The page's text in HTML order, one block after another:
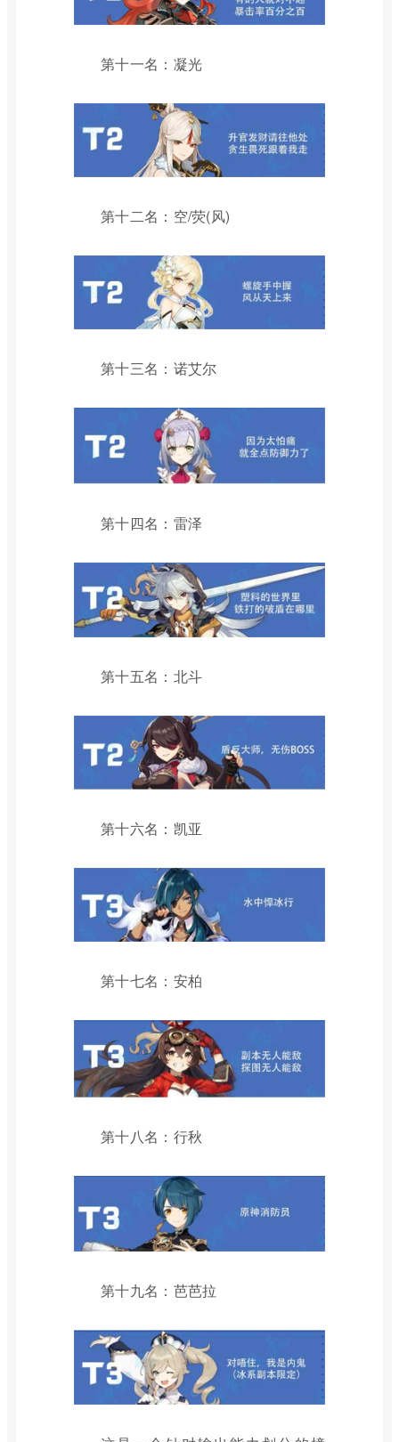
第十一名：凝光
第十二名：空/荧(风)
第十三名：诺艾尔
第十四名：雷泽
第十五名：北斗
第十六名：凯亚
第十七名：安柏
第十八名：行秋
第十九名：芭芭拉